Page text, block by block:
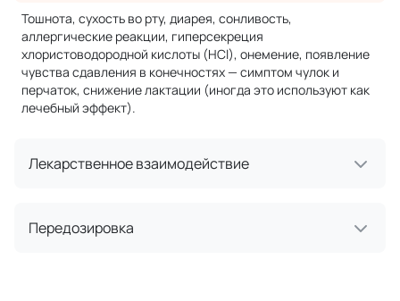
Тошнота, сухость во рту, диарея, сонливость,
аллергические реакции, гиперсекреция
хлористоводородной кислоты (НСl), онемение, появление
чувства сдавления в конечностях — симптом чулок и
перчаток, снижение лактации (иногда это используют как
лечебный эффект).
Лекарственное взаимодействие
Передозировка